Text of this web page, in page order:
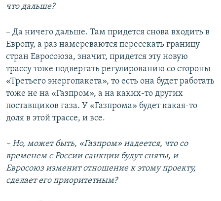
что дальше?
– Да ничего дальше. Там придется снова входить в
Европу, а раз намереваются пересекать границу
стран Евросоюза, значит, придется эту новую
трассу тоже подвергать регулированию со стороны
«Третьего энергопакета», то есть она будет работать
тоже не на «Газпром», а на каких-то других
поставщиков газа. У «Газпрома» будет какая-то
доля в этой трассе, и все.
– Но, может быть, «Газпром» надеется, что со
временем с России санкции будут сняты, и
Евросоюз изменит отношение к этому проекту,
сделает его приоритетным?